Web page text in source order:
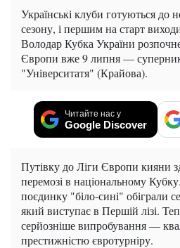
Українські клуби готуються до
сезону, і першим на старт
Володар Кубка України
Європи вже 9 липня —
"Університатя" (Крайова).
Читайте нас у
Google Discover
Путівку до Ліги Європи кияни
перемозі в національному
поєдинку "біло-сині" обіграли
який виступає в Першій лізі.
серйозніше випробування —
престижністю євротурніру.